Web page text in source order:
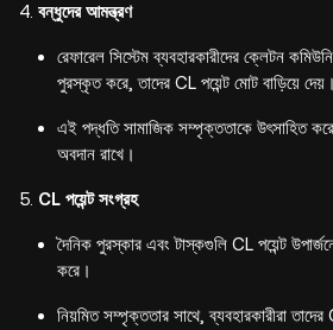
বন্ধুদের আমন্ত্রণ
রেফারেল সিস্টেম ব্যবহারকারীদের ক্লেটন
পুরস্কৃত করে, তাদের CL পয়েন্ট মোট বাড়িয়ে দেয়।
এই পদ্ধতি সামাজিক সম্পৃক্ততাকে উৎসাহিত
অবদান রাখে।
CL পয়েন্ট সংগ্রহ
দৈনিক পুরস্কার এবং টাস্কগুলি CL পয়েন্ট
করে।
নিয়মিত সম্পৃক্ততার সাথে, ব্যবহারকারীরা তাদের